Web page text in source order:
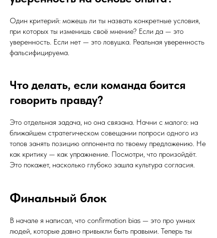
Один критерий: можешь ли ты назвать конкретные условия,
при которых ты изменишь своё мнение? Если да — это
уверенность. Если нет — это ловушка. Реальная уверенность
фальсифицируема.
Что делать, если команда боится
говорить правду?
Это отдельная задача, но она связана. Начни с малого: на
ближайшем стратегическом совещании попроси одного из
топов занять позицию оппонента по твоему предложению. Не
как критику — как упражнение. Посмотри, что произойдёт.
Это покажет, насколько глубоко зашла культура согласия.
Финальный блок
В начале я написал, что confirmation bias — это про умных
людей, которые давно привыкли быть правыми. Теперь ты